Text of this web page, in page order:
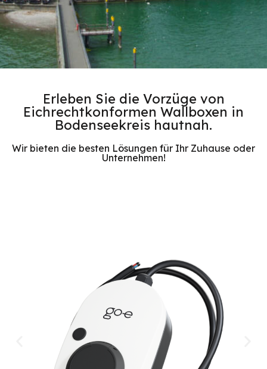
Erleben Sie die Vorzüge von
Eichrechtkonformen Wallboxen in
Bodenseekreis hautnah.
Wir bieten die besten Lösungen für Ihr Zuhause oder
Unternehmen!